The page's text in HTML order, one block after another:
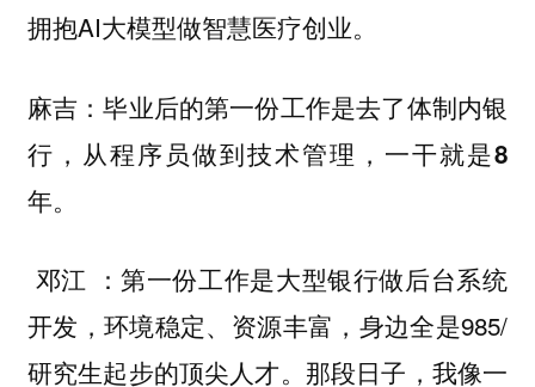
拥抱AI大模型做智慧医疗创业。
麻吉：毕业后的第一份工作是去了体制内银
行，从程序员做到技术管理，一干就是8
年。
邓江 ：第一份工作是大型银行做后台系统
开发，环境稳定、资源丰富，身边全是985/
研究生起步的顶尖人才。那段日子，我像一